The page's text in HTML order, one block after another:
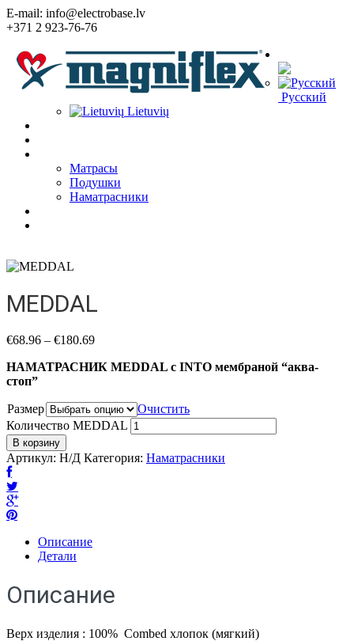
E-mail: info@electrobase.lv
+371 2 923-76-76
Русский
Lietuvių
Матрасы
Подушки
Наматрасники
MEDDAL
€68.96 – €180.69
НАМАТРАСНИК MEDDAL с INTO мембраной “аква-
стоп”
Размер
Очистить
Количество MEDDAL
В корзину
Артикул: Н/Д Категория: Наматрасники
Описание
Детали
Описание
Верх изделия : 100% Combed хлопок (мягкий)